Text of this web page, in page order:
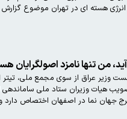
انرژی هسته ای در تهران موضوع
من تنها نامزد اصولگرایان
جهان نما در اصفهان اختصاص